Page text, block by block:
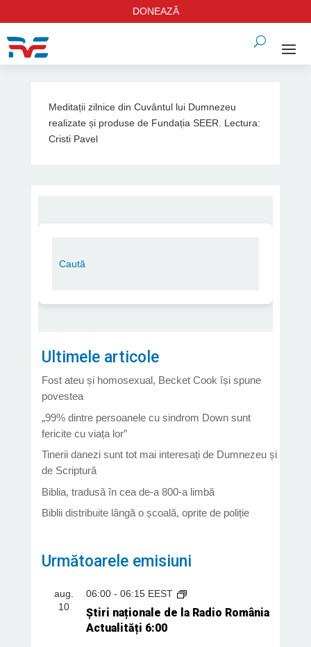
DONEAZĂ
Meditații zilnice din Cuvântul lui Dumnezeu
realizate și produse de Fundația SEER. Lectura:
Cristi Pavel
Ultimele articole
Fost ateu și homosexual, Becket Cook își spune
povestea
„99% dintre persoanele cu sindrom Down sunt
fericite cu viața lor”
Tinerii danezi sunt tot mai interesați de Dumnezeu și
de Scriptură
Biblia, tradusă în cea de-a 800-a limbă
Biblii distribuite lângă o școală, oprite de poliție
Următoarele emisiuni
aug.
10
06:00- 06:15 EEST
Știri naționale de la Radio România
Actualități 6:00